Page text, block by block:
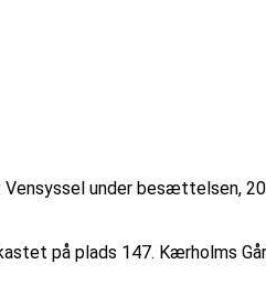
Vensyssel under besættelsen,
på plads 147. Kærholms